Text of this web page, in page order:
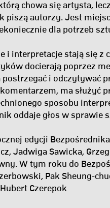
chowa się artysta,
piszą autorzy. Jest
dla potrzeb
i interpretacje stają się z
docierają poprzez
postrzegać i odczytywać
ma służyć
sposobu
oddaje głos w sprawie
edycji
Jadwiga Sawicka,
W tym roku do
Pak Sheung-
Czerepok